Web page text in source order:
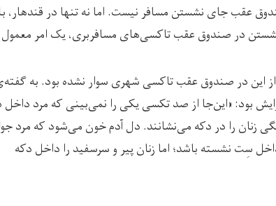
عقب جای نشستن مسافر نیست. اما نه تنها در قندهار،
نشستن در صندوق عقب تاکسی‌های مسافربری، یک امر
این در صندوق عقب تاکسی شهری سوار نشده بود. به
بود: «این‌جا از صد تکسی یکی را نمی‌بینی که مرد داخل
زنان را در دکه می‌نشانند. دل آدم خون می‌شود که مرد
سِت نشسته باشد؛ اما زنان پیر و سرسفید را داخل دکه